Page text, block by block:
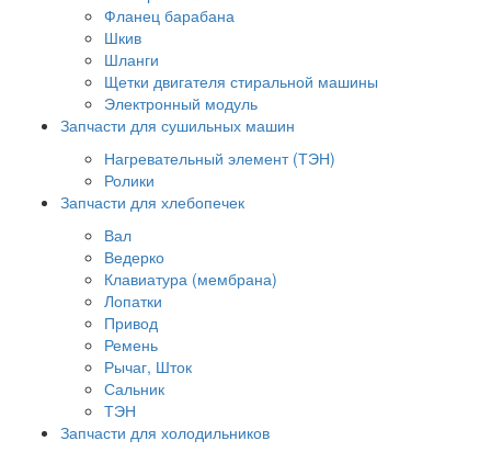
Фланец барабана
Шкив
Шланги
Щетки двигателя стиральной машины
Электронный модуль
Запчасти для сушильных машин
Нагревательный элемент (ТЭН)
Ролики
Запчасти для хлебопечек
Вал
Ведерко
Клавиатура (мембрана)
Лопатки
Привод
Ремень
Рычаг, Шток
Сальник
ТЭН
Запчасти для холодильников